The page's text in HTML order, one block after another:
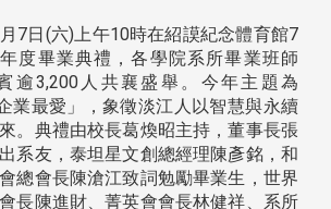
7日(六)上午10時在紹謨紀念體育館7
度畢業典禮，各學院系所畢業班師
逾3,200人共襄盛舉。今年主題為
業最愛」，象徵淡江人以智慧與永續
。典禮由校長葛煥昭主持，董事長張
系友，泰坦星文創總經理陳彥銘，和
總會長陳滄江致詞勉勵畢業生，世界
長陳進財、菁英會會長林健祥、系所